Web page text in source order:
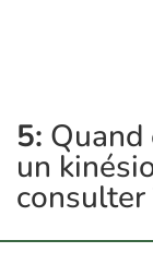
5:
un
consulter